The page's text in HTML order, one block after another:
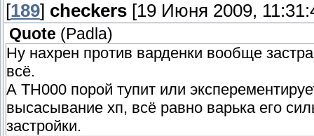
[189] checkers [19 Июня 2009,
Quote ( Padla)
Ну нахрен против варденки вообще
всё.
А TH000 порой тупит или
высасывание хп, всё равно варька его
застройки.